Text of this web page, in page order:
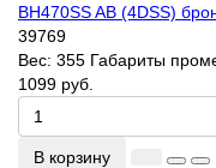
BH470SS AB (4DSS)
39769
Вес: 355 Габариты
1099 руб.
В корзину